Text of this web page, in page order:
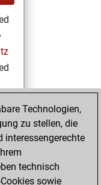
a
Technologien,
zu stellen, die
interessengerechte
technisch
sowie